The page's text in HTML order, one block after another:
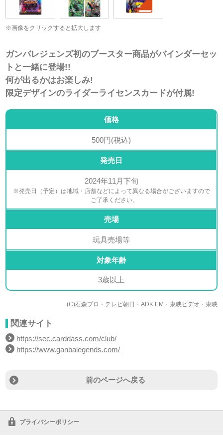
※画像をクリックすると拡大します
ガンバレジェンズ初のブースター商品がバインダーセッ
トと一緒に登場!!
何が出るかはお楽しみ!
限定デザインのライダーライセンスカードが付属!
価格
500円(税込)
発売日
2024年11月下旬
※発売日（予定）は地域・店舗などによって異なる場合がございますので
ご了承ください。
売場
玩具売場等
対象年齢
3歳以上
(C)石森プロ・テレビ朝日・ADK EM・東映ビデオ・東映
関連サイト
https://sec.carddass.com/club/
https://www.ganbalegends.com/
前のページへ戻る
プライバシーポリシー